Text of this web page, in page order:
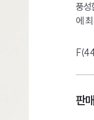
풍성
에
판